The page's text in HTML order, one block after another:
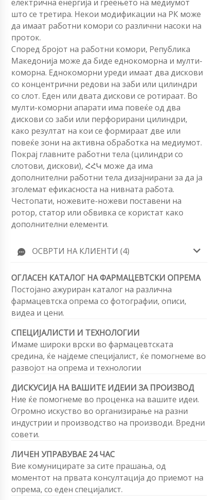
електрична енергија и греењето на медиумот
што се третира. Некои модификации на РК може
да имаат работни комори со различни насоки на
проток.
Според бројот на работни комори, Република
Македонија може да биде еднокоморна и мулти-
коморна. Еднокоморни уреди имаат два дискови
со концентрични редови на заби или цилиндри
со слот. Еден или двата дискови се ротираат. Во
мулти-коморни апарати има повеќе од два
дискови со заби или перфорирани цилиндри,
како резултат на кои се формираат две или
повеќе зони на активна обработка на медиумот.
Покрај главните работни тела (цилиндри со
слотови, дискови), ՀՀԿ може да има
дополнителни работни тела дизајнирани за да ја
зголемат ефикасноста на нивната работа.
Честопати, ножевите-ножеви поставени на
ротор, статор или обвивка се користат како
дополнителни елементи.
ОСВРТИ НА КЛИЕНТИ (4)
ОГЛАСЕН КАТАЛОГ НА ФАРМАЦЕВТСКИ ОПРЕМА
Постојано ажуриран каталог на различна
фармацевтска опрема со фотографии, описи,
видеа и цени.
СПЕЦИЈАЛИСТИ И ТЕХНОЛОГИИ
Имаме широки врски во фармацевтската
средина, ќе најдеме специјалист, ќе помогнеме во
развојот на опрема и технологии
ДИСКУСИЈА НА ВАШИТЕ ИДЕИИ ЗА ПРОИЗВОД
Ние ќе помогнеме во проценка на вашите идеи.
Огромно искуство во организирање на разни
индустрии и производство на производи. Вредни
совети.
ЛИЧЕН УПРАВУВАЕ 24 ЧАС
Вие комуницирате за сите прашања, од
моментот на првата консултација до приемот на
опрема, со еден специјалист.